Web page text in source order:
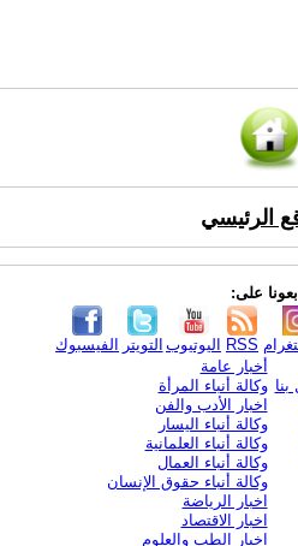
الرئيسي
على:
الفيسبوك التويتر اليوتيوب RSS
أخبار عامة
وكالة أنباء المرأة
اخبار الأدب والفن
وكالة أنباء اليسار
وكالة أنباء العلمانية
وكالة أنباء العمال
وكالة أنباء حقوق الإنسان
اخبار الرياضة
اخبار الاقتصاد
اخبار الطب والعلوم